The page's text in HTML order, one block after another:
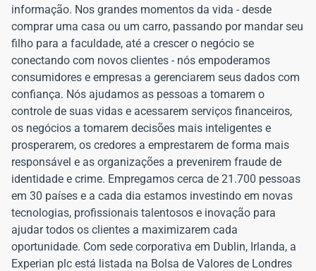
informação. Nos grandes momentos da vida - desde
comprar uma casa ou um carro, passando por mandar seu
filho para a faculdade, até a crescer o negócio se
conectando com novos clientes - nós empoderamos
consumidores e empresas a gerenciarem seus dados com
confiança. Nós ajudamos as pessoas a tomarem o
controle de suas vidas e acessarem serviços financeiros,
os negócios a tomarem decisões mais inteligentes e
prosperarem, os credores a emprestarem de forma mais
responsável e as organizações a prevenirem fraude de
identidade e crime. Empregamos cerca de 21.700 pessoas
em 30 países e a cada dia estamos investindo em novas
tecnologias, profissionais talentosos e inovação para
ajudar todos os clientes a maximizarem cada
oportunidade. Com sede corporativa em Dublin, Irlanda, a
Experian plc está listada na Bolsa de Valores de Londres